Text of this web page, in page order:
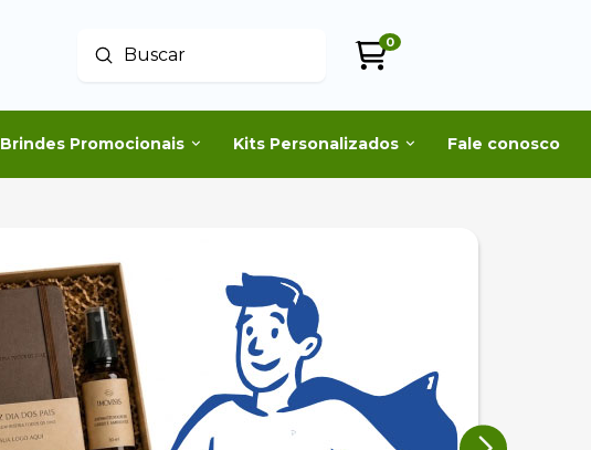
Buscar
Enviar
0
Brindes Promocionais Kits Personalizados Fale conosco